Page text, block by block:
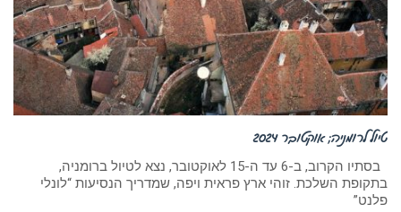
טיול לרומניה; אוקטובר 2024
בסתיו הקרוב, ב-6 עד ה-15 לאוקטובר, נצא לטיול ברומניה,
בתקופת השלכת. זוהי ארץ פראית ויפה, שמדריך הנסיעות “לונלי
פלנט”